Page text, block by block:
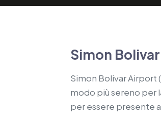
Simon
Simon Bolivar Airport
modo più sereno per
per essere presente